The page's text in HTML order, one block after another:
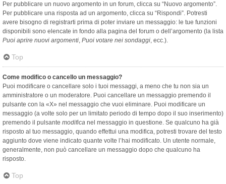
Per pubblicare un nuovo argomento in un forum, clicca su “Nuovo argomento”.
Per pubblicare una risposta ad un argomento, clicca su “Rispondi”. Potresti
avere bisogno di registrarti prima di poter inviare un messaggio: le tue funzioni
disponibili sono elencate in fondo alla pagina del forum o dell’argomento (la lista
Puoi aprire nuovi argomenti, Puoi votare nei sondaggi, ecc.).
Top
Come modifico o cancello un messaggio?
Puoi modificare o cancellare solo i tuoi messaggi, a meno che tu non sia un
amministratore o un moderatore. Puoi cancellare un messaggio premendo il
pulsante con la «X» nel messaggio che vuoi eliminare. Puoi modificare un
messaggio (a volte solo per un limitato periodo di tempo dopo il suo inserimento)
premendo il pulsante modifica nel messaggio in questione. Se qualcuno ha già
risposto al tuo messaggio, quando effettui una modifica, potresti trovare del testo
aggiunto dove viene indicato quante volte l’hai modificato. Un utente normale,
generalmente, non può cancellare un messaggio dopo che qualcuno ha
risposto.
Top